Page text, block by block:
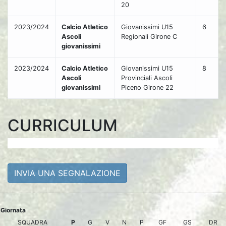
20
2023/2024
Calcio Atletico
Ascoli
giovanissimi
Giovanissimi U15
Regionali Girone C
6
2023/2024
Calcio Atletico
Ascoli
giovanissimi
Giovanissimi U15
Provinciali Ascoli
Piceno Girone 22
8
CURRICULUM
INVIA UNA SEGNALAZIONE
Giornata
SQUADRA
P G V N P GF GS DR